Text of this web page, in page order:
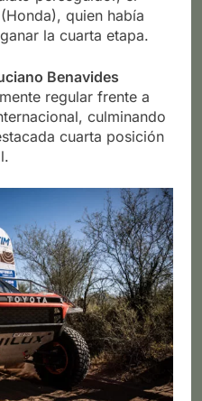
quien había
la cuarta etapa.
Benavides
regular frente a
culminando
cuarta posición